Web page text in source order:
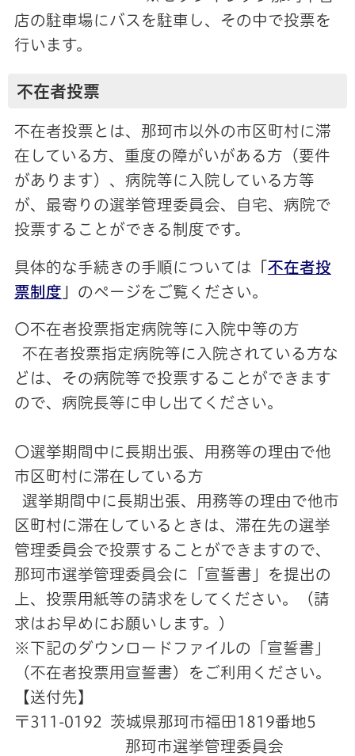
店の駐車場にバスを駐車し、その中で投票を
行います。
不在者投票
不在者投票とは、那珂市以外の市区町村に滞
在している方、重度の障がいがある方（要件
があります）、病院等に入院している方等
が、最寄りの選挙管理委員会、自宅、病院で
投票することができる制度です。
具体的な手続きの手順については
不在者投
票制度
のページをご覧ください。
〇不在者投票指定病院等に入院中等の方
不在者投票指定病院等に入院されている方な
どは、その病院等で投票することができます
ので、病院長等に申し出てください。
〇選挙期間中に長期出張、用務等の理由で他
市区町村に滞在している方
選挙期間中に長期出張、用務等の理由で他市
区町村に滞在しているときは、滞在先の選挙
管理委員会で投票することができますので、
那珂市選挙管理委員会に「宣誓書」を提出の
上、投票用紙等の請求をしてください。（請
求はお早めにお願いします。）
※下記のダウンロードファイルの「宣誓書」
（不在者投票用宣誓書）をご利用ください。
【送付先】
〒311-0192 茨城県那珂市福田1819番地5
那珂市選挙管理委員会